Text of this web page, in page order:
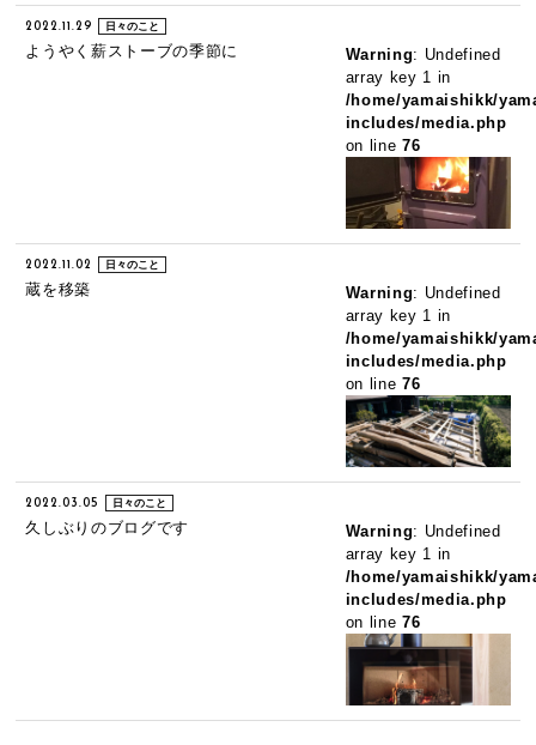
Warning: Undefined
array key 1 in
/home/yamaishikk/
includes/media.php
on line76
2022.11.29 日々のこと
ようやく薪ストーブの季節に
Warning: Undefined
array key 1 in
/home/yamaishikk/
includes/media.php
on line76
2022.11.02 日々のこと
蔵を移築
Warning: Undefined
array key 1 in
/home/yamaishikk/
includes/media.php
on line76
2022.03.05 日々のこと
久しぶりのブログです